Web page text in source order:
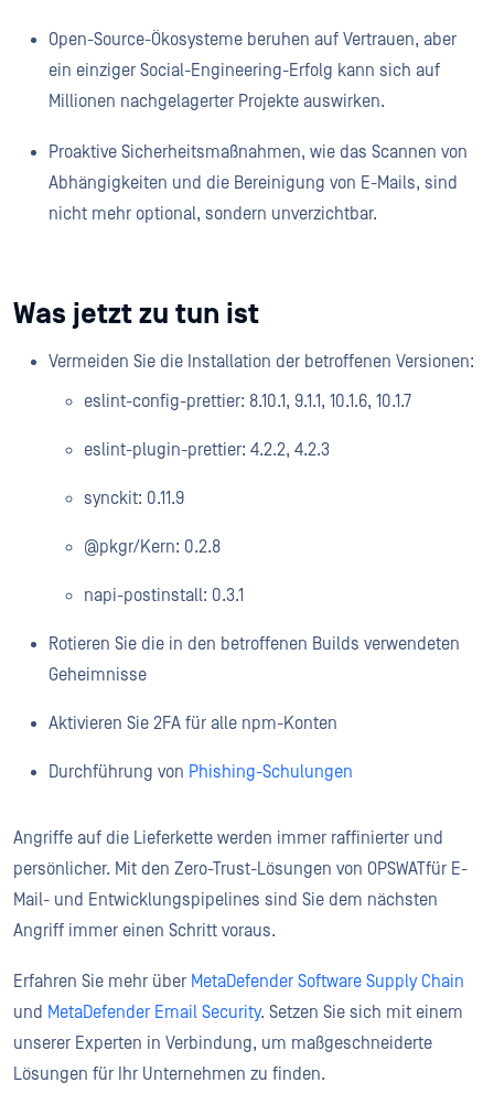
Open-Source-Ökosysteme beruhen auf Vertrauen, aber
ein einziger Social-Engineering-Erfolg kann sich auf
Millionen nachgelagerter Projekte auswirken.
Proaktive Sicherheitsmaßnahmen, wie das Scannen von
Abhängigkeiten und die Bereinigung von E-Mails, sind
nicht mehr optional, sondern unverzichtbar.
Was jetzt zu tun ist
Vermeiden Sie die Installation der betroffenen Versionen:
eslint-config-prettier: 8.10.1, 9.1.1, 10.1.6, 10.1.7
eslint-plugin-prettier: 4.2.2, 4.2.3
synckit: 0.11.9
@pkgr/Kern: 0.2.8
napi-postinstall: 0.3.1
Rotieren Sie die in den betroffenen Builds verwendeten
Geheimnisse
Aktivieren Sie 2FA für alle npm-Konten
Durchführung von Phishing-Schulungen
Angriffe auf die Lieferkette werden immer raffinierter und
persönlicher. Mit den Zero-Trust-Lösungen von OPSWATfür E-
Mail- und Entwicklungspipelines sind Sie dem nächsten
Angriff immer einen Schritt voraus.
Erfahren Sie mehr über MetaDefender Software Supply Chain
und MetaDefender Email Security. Setzen Sie sich mit einem
unserer Experten in Verbindung, um maßgeschneiderte
Lösungen für Ihr Unternehmen zu finden.